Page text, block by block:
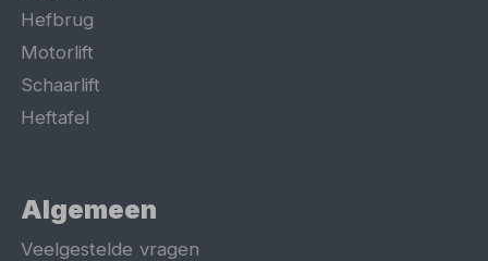
Hefbrug
Motorlift
Schaarlift
Heftafel
Algemeen
Veelgestelde vragen